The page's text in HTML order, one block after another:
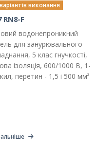
виконання
RN8-F
водонепроникний
для занурювального
5 клас гнучкості,
ізоляція, 600/1000 В, 1-
перетин - 1,5 і 500 мм²